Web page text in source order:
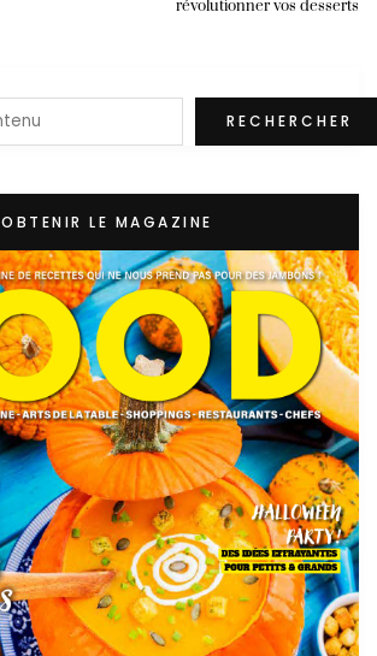
révolutionner vos desserts
RECHERCHER
OBTENIR LE MAGAZINE